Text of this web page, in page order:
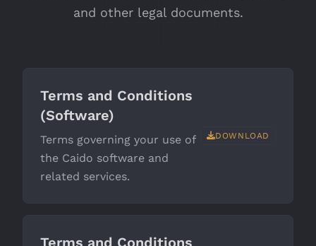
and other legal documents.
Terms and Conditions
(Software)
Terms governing your use of
the Caido software and
related services.
DOWNLOAD
Terms and Conditions